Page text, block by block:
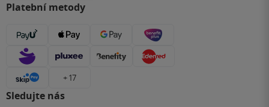
Platební metody
+ 17
Sledujte nás